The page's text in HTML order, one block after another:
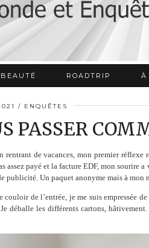
ROADTRIP À
ENQUÊTES
PASSER
de vacances, mon premier réflexe
payé et la facture EDF, mon sourire
publicité. Un paquet anonyme mais à mon
de l’entrée, je me suis empressée
déballe les différents cartons,